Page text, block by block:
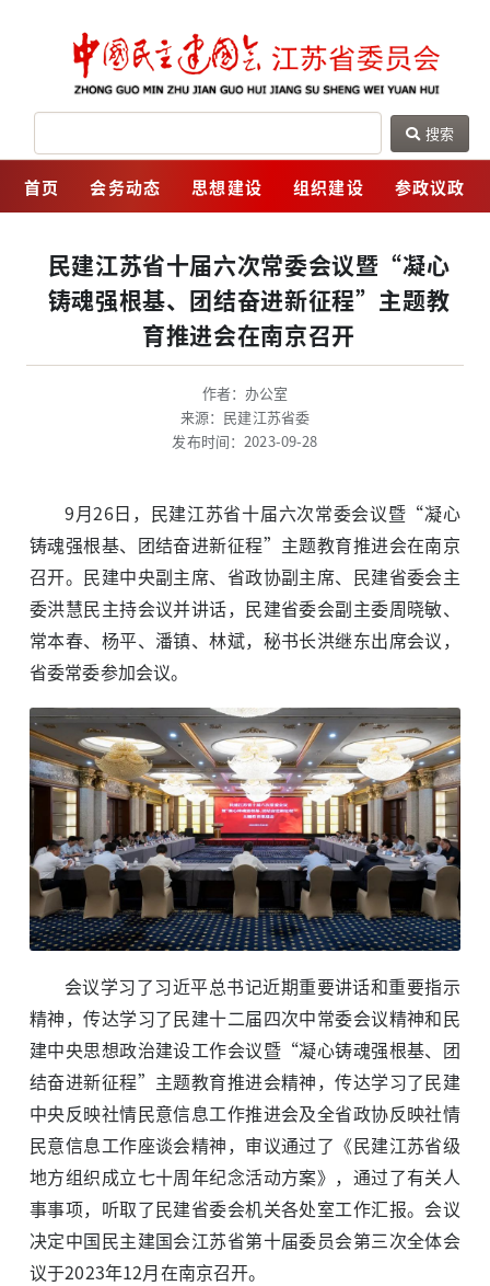
网
搜索
首页 会务动态 思想建设 组织建设 参政议政
民建江苏省十届六次常委会议暨“凝心
铸魂强根基、团结奋进新征程”主题教
育推进会在南京召开
作者：办公室
来源：民建江苏省委
发布时间：2023-09-28
9月26日，民建江苏省十届六次常委会议暨“凝心
铸魂强根基、团结奋进新征程”主题教育推进会在南京
召开。民建中央副主席、省政协副主席、民建省委会主
委洪慧民主持会议并讲话，民建省委会副主委周晓敏、
常本春、杨平、潘镇、林斌，秘书长洪继东出席会议，
省委常委参加会议。
会议学习了习近平总书记近期重要讲话和重要指示
精神，传达学习了民建十二届四次中常委会议精神和民
建中央思想政治建设工作会议暨“凝心铸魂强根基、团
结奋进新征程”主题教育推进会精神，传达学习了民建
中央反映社情民意信息工作推进会及全省政协反映社情
民意信息工作座谈会精神，审议通过了《民建江苏省级
地方组织成立七十周年纪念活动方案》，通过了有关人
事事项，听取了民建省委会机关各处室工作汇报。会议
决定中国民主建国会江苏省第十届委员会第三次全体会
议于2023年12月在南京召开。